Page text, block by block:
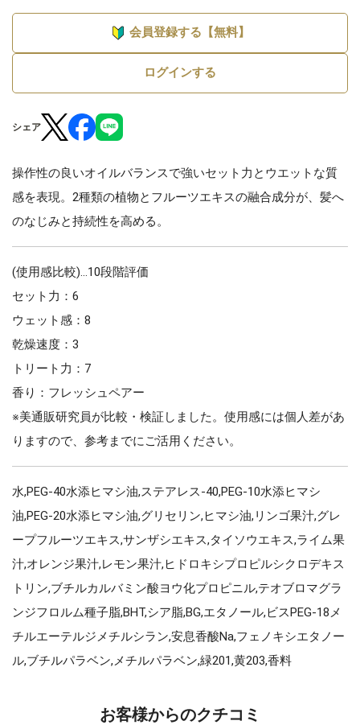
会員登録する【無料】
ログインする
シェア
操作性の良いオイルバランスで強いセット力とウエットな質
感を表現。2種類の植物とフルーツエキスの融合成分が、髪へ
のなじみと持続性を高める。
(使用感比較)…10段階評価
セット力：6
ウェット感：8
乾燥速度：3
トリート力：7
香り：フレッシュペアー
※美通販研究員が比較・検証しました。使用感には個人差があ
りますので、参考までにご活用ください。
水,PEG-40水添ヒマシ油,ステアレス-40,PEG-10水添ヒマシ
油,PEG-20水添ヒマシ油,グリセリン,ヒマシ油,リンゴ果汁,グレ
ープフルーツエキス,サンザシエキス,タイソウエキス,ライム果
汁,オレンジ果汁,レモン果汁,ヒドロキシプロピルシクロデキス
トリン,ブチルカルバミン酸ヨウ化プロピニル,テオブロマグラ
ンジフロルム種子脂,BHT,シア脂,BG,エタノール,ビスPEG-18メ
チルエーテルジメチルシラン,安息香酸Na,フェノキシエタノー
ル,ブチルパラベン,メチルパラベン,緑201,黄203,香料
お客様からのクチコミ